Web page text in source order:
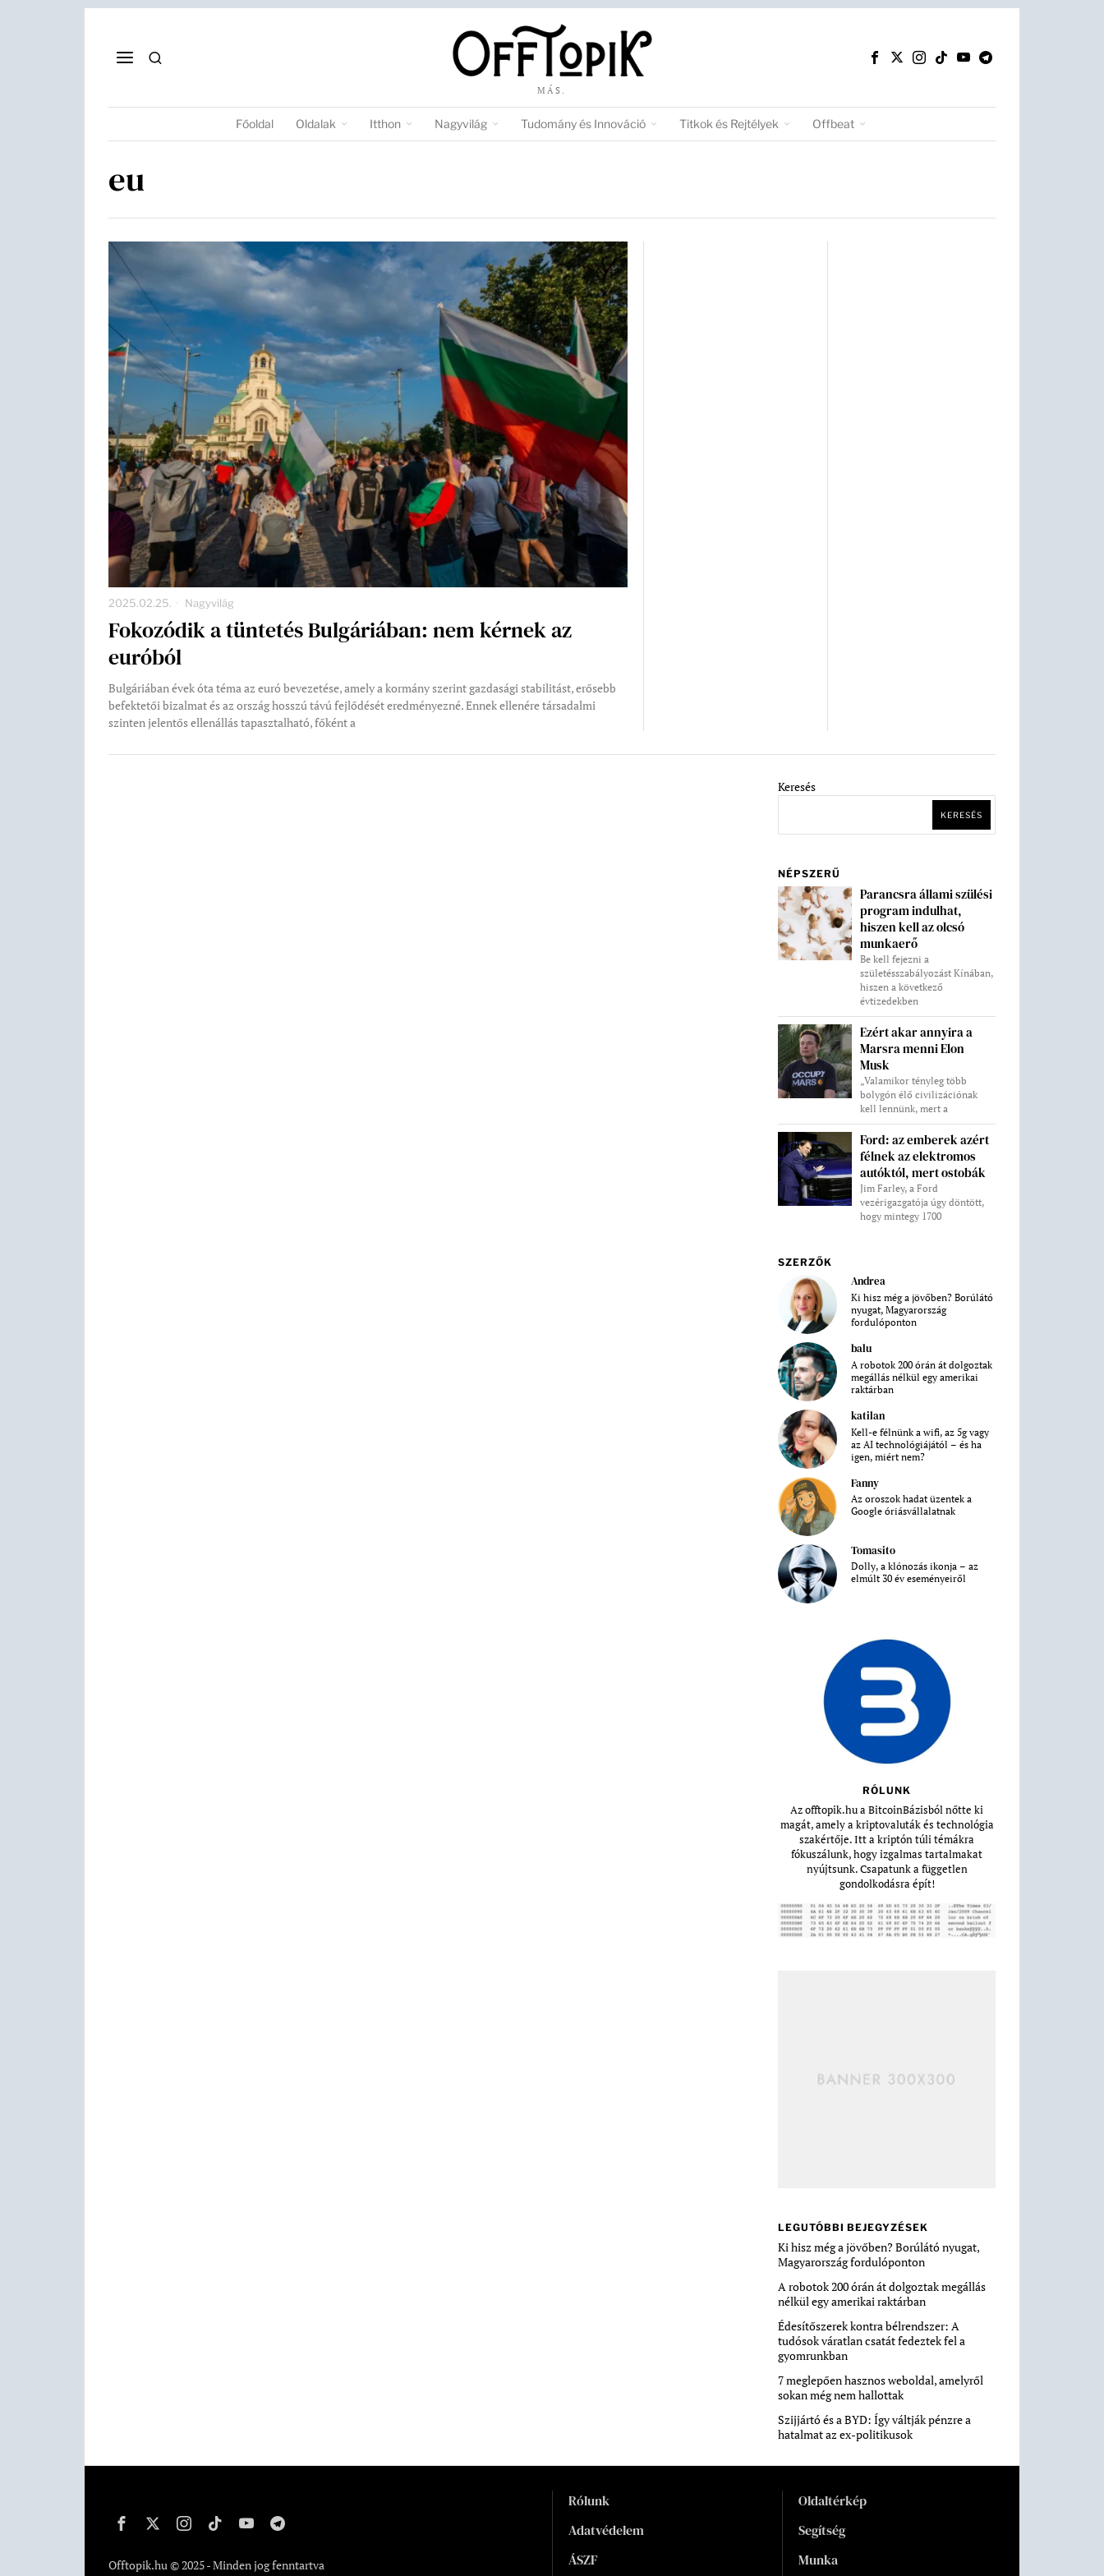
MÁS.
Főoldal Oldalak Itthon Nagyvilág Tudomány és Innováció Titkok és Rejtélyek Offbeat
eu
2025.02.25. Nagyvilág
Fokozódik a tüntetés Bulgáriában: nem kérnek az
euróból
Bulgáriában évek óta téma az euró bevezetése, amely a kormány szerint gazdasági stabilitást, erősebb
befektetői bizalmat és az ország hosszú távú fejlődését eredményezné. Ennek ellenére társadalmi
szinten jelentős ellenállás tapasztalható, főként a
Keresés
KERESÉS
NÉPSZERŰ
Parancsra állami szülési
program indulhat,
hiszen kell az olcsó
munkaerő
Be kell fejezni a
születésszabályozást Kínában,
hiszen a következő
évtizedekben
Ezért akar annyira a
Marsra menni Elon
Musk
„Valamikor tényleg több
bolygón élő civilizációnak
kell lennünk, mert a
Ford: az emberek azért
félnek az elektromos
autóktól, mert ostobák
Jim Farley, a Ford
vezérigazgatója úgy döntött,
hogy mintegy 1700
SZERZŐK
Andrea
Ki hisz még a jövőben? Borúlátó
nyugat, Magyarország
fordulóponton
balu
A robotok 200 órán át dolgoztak
megállás nélkül egy amerikai
raktárban
katilan
Kell-e félnünk a wifi, az 5g vagy
az AI technológiájától – és ha
igen, miért nem?
Fanny
Az oroszok hadat üzentek a
Google óriásvállalatnak
Tomasito
Dolly, a klónozás ikonja – az
elmúlt 30 év eseményeiről
RÓLUNK
Az offtopik.hu a BitcoinBázisból nőtte ki
magát, amely a kriptovaluták és technológia
szakértője. Itt a kriptón túli témákra
fókuszálunk, hogy izgalmas tartalmakat
nyújtsunk. Csapatunk a független
gondolkodásra épít!
LEGUTÓBBI BEJEGYZÉSEK
Ki hisz még a jövőben? Borúlátó nyugat,
Magyarország fordulóponton
A robotok 200 órán át dolgoztak megállás
nélkül egy amerikai raktárban
Édesítőszerek kontra bélrendszer: A
tudósok váratlan csatát fedeztek fel a
gyomrunkban
7 meglepően hasznos weboldal, amelyről
sokan még nem hallottak
Szijjártó és a BYD: Így váltják pénzre a
hatalmat az ex-politikusok
Offtopik.hu © 2025 - Minden jog fenntartva
Rólunk
Adatvédelem
ÁSZF
Oldaltérkép
Segítség
Munka